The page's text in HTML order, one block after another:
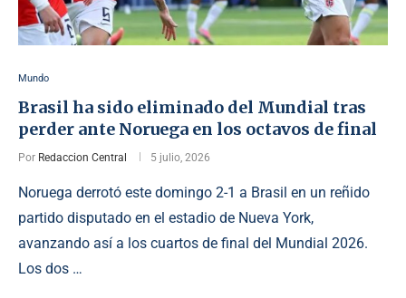
Mundo
Brasil ha sido eliminado del Mundial tras
perder ante Noruega en los octavos de final
Por Redaccion Central 5 julio, 2026
Noruega derrotó este domingo 2-1 a Brasil en un reñido
partido disputado en el estadio de Nueva York,
avanzando así a los cuartos de final del Mundial 2026.
Los dos …